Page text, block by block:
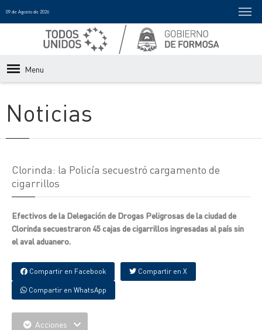
09 de Agosto de 2026
Menu
Noticias
Clorinda: la Policía secuestró cargamento de
cigarrillos
Efectivos de la Delegación de Drogas Peligrosas de la ciudad de
Clorinda secuestraron 45 cajas de cigarrillos ingresadas al país sin
el aval aduanero.
Compartir en Facebook Compartir en X
Compartir en WhatsApp
Acciones